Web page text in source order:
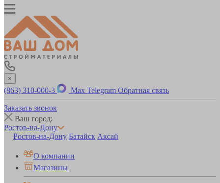
×
(863) 310-000-3 Max Telegram Обратная связь
Заказать звонок
Ваш город:
Ростов-на-Дону
Ростов-на-Дону Батайск Аксай
О компании
Магазины